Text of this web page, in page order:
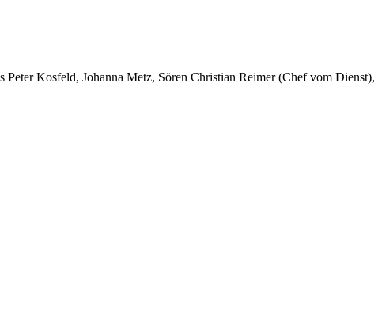
Peter Kosfeld, Johanna Metz, Sören Christian Reimer (Chef vom Dienst),